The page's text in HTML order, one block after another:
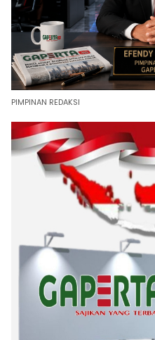
PIMPINAN REDAKSI